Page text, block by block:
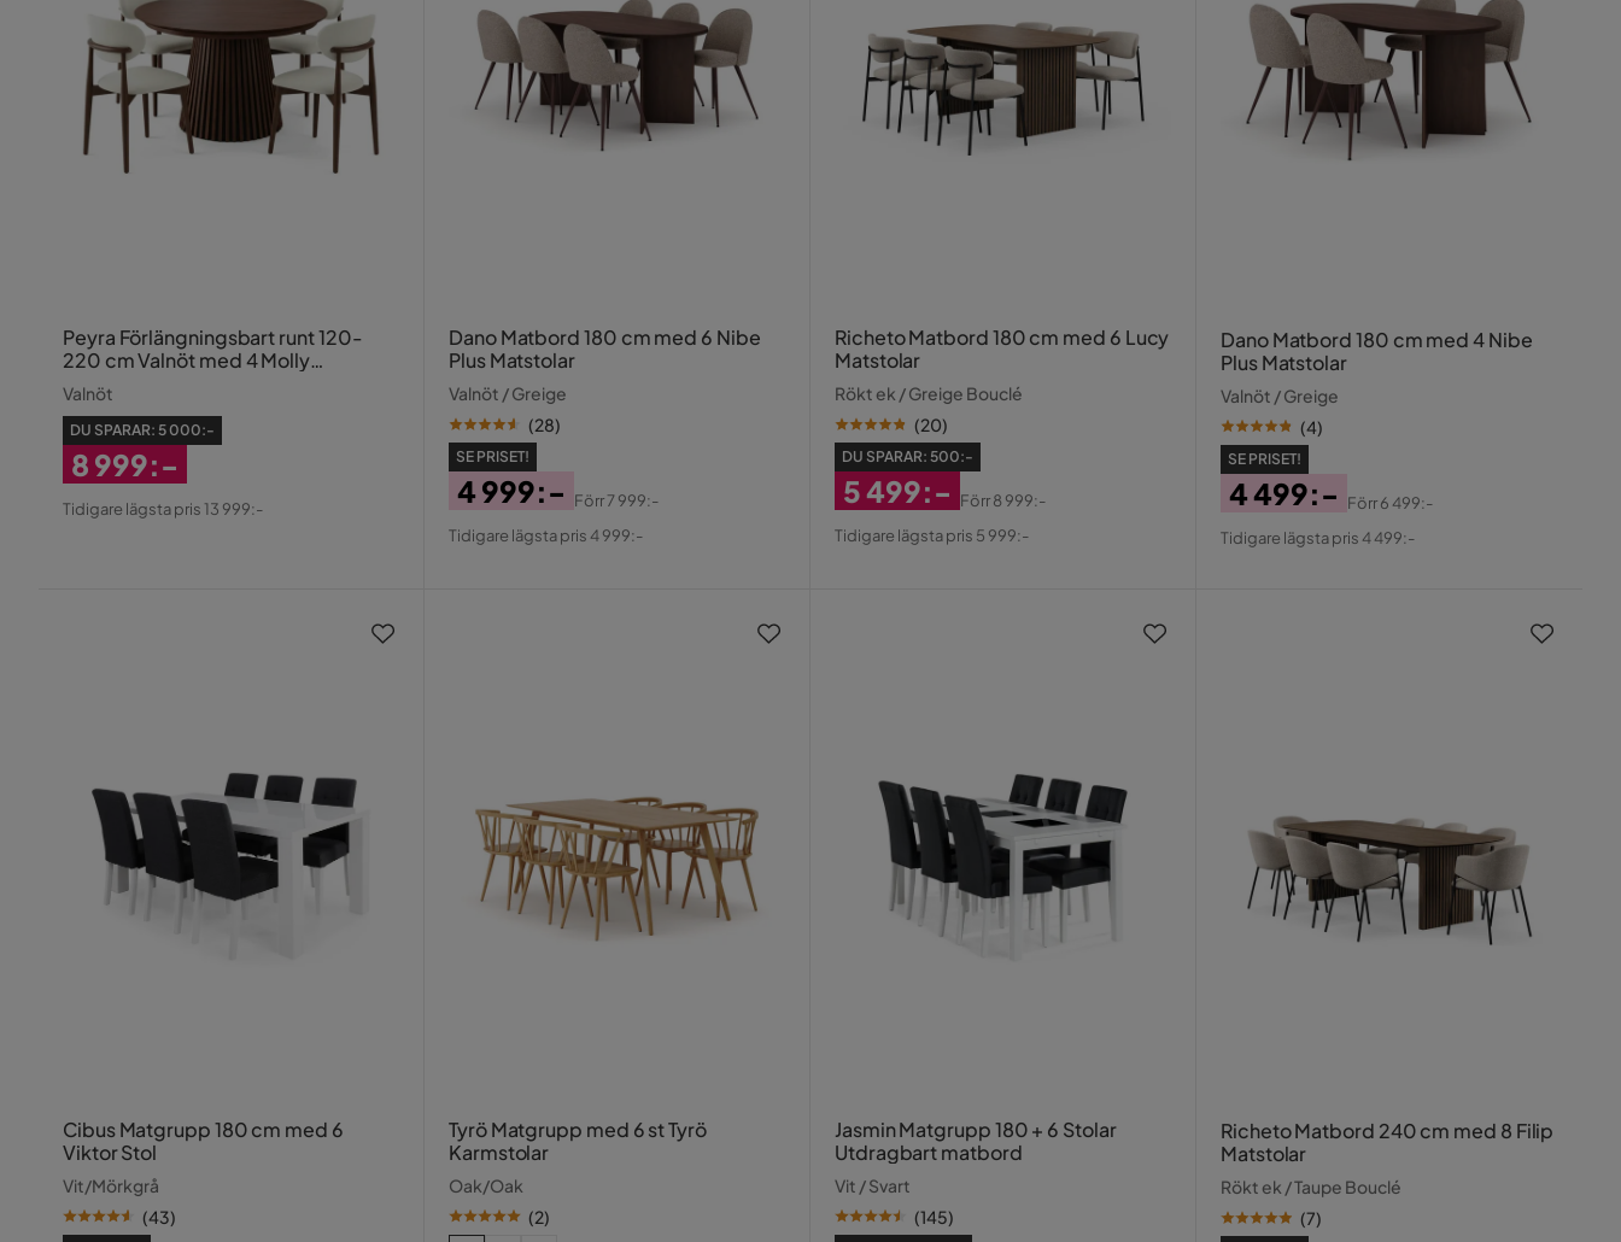
Peyra Förlängningsbart runt 120-
220 cm Valnöt med 4 Molly
Matstolar
Valnöt
DU SPARAR: 5 000:-
Rabatterat
8 999:-
Tidigare lägsta pris 13 999:-
Dano Matbord 180 cm med 6 Nibe
Plus Matstolar
Valnöt / Greige
(28)
SE PRISET!
Pris
4 999:-
Original
Förr7 999:-
Tidigare lägsta pris 4 999:-
Richeto Matbord 180 cm med 6 Lucy
Matstolar
Rökt ek / Greige Bouclé
(20)
DU SPARAR: 500:-
Rabatterat
5 499:-
Original
Förr8 999:-
Tidigare lägsta pris 5 999:-
Dano Matbord 180 cm med 4 Nibe
Plus Matstolar
Valnöt / Greige
(4)
SE PRISET!
Pris
4 499:-
Original
Förr6 499:-
Tidigare lägsta pris 4 499:-
Cibus Matgrupp 180 cm med 6
Viktor Stol
Vit/Mörkgrå
(43)
Tyrö Matgrupp med 6 st Tyrö
Karmstolar
Oak/Oak
(2)
Jasmin Matgrupp 180 + 6 Stolar
Utdragbart matbord
Vit / Svart
(145)
Richeto Matbord 240 cm med 8 Filip
Matstolar
Rökt ek / Taupe Bouclé
(7)